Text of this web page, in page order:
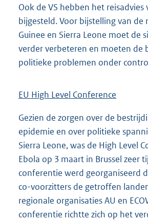
Ook de VS hebben het reisadvies
bijgesteld. Voor bijstelling van de
Guinee en Sierra Leone moet de
verder verbeteren en moeten de
politieke problemen onder
EU High Level Conference
Gezien de zorgen over de
epidemie en over politieke
Sierra Leone, was de High Level
Ebola op 3 maart in Brussel zeer
conferentie werd georganiseerd
co-voorzitters de getroffen
regionale organisaties AU en
conferentie richtte zich op het